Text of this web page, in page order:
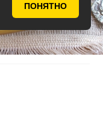
ПОНЯТНО